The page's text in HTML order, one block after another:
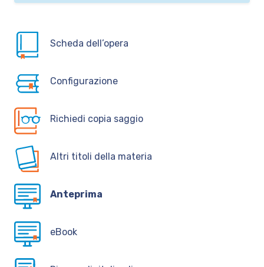
Scheda dell’opera
Configurazione
Richiedi copia saggio
Altri titoli della materia
Anteprima
eBook